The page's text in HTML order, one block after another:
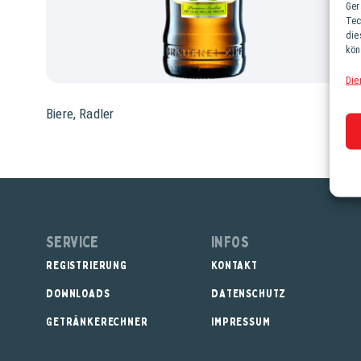
Biere, Radler
Service
REGISTRIERUNG
DOWNLOADS
GETRÄNKERECHNER
Infos
KONTAKT
DATENSCHUTZ
IMPRESSUM